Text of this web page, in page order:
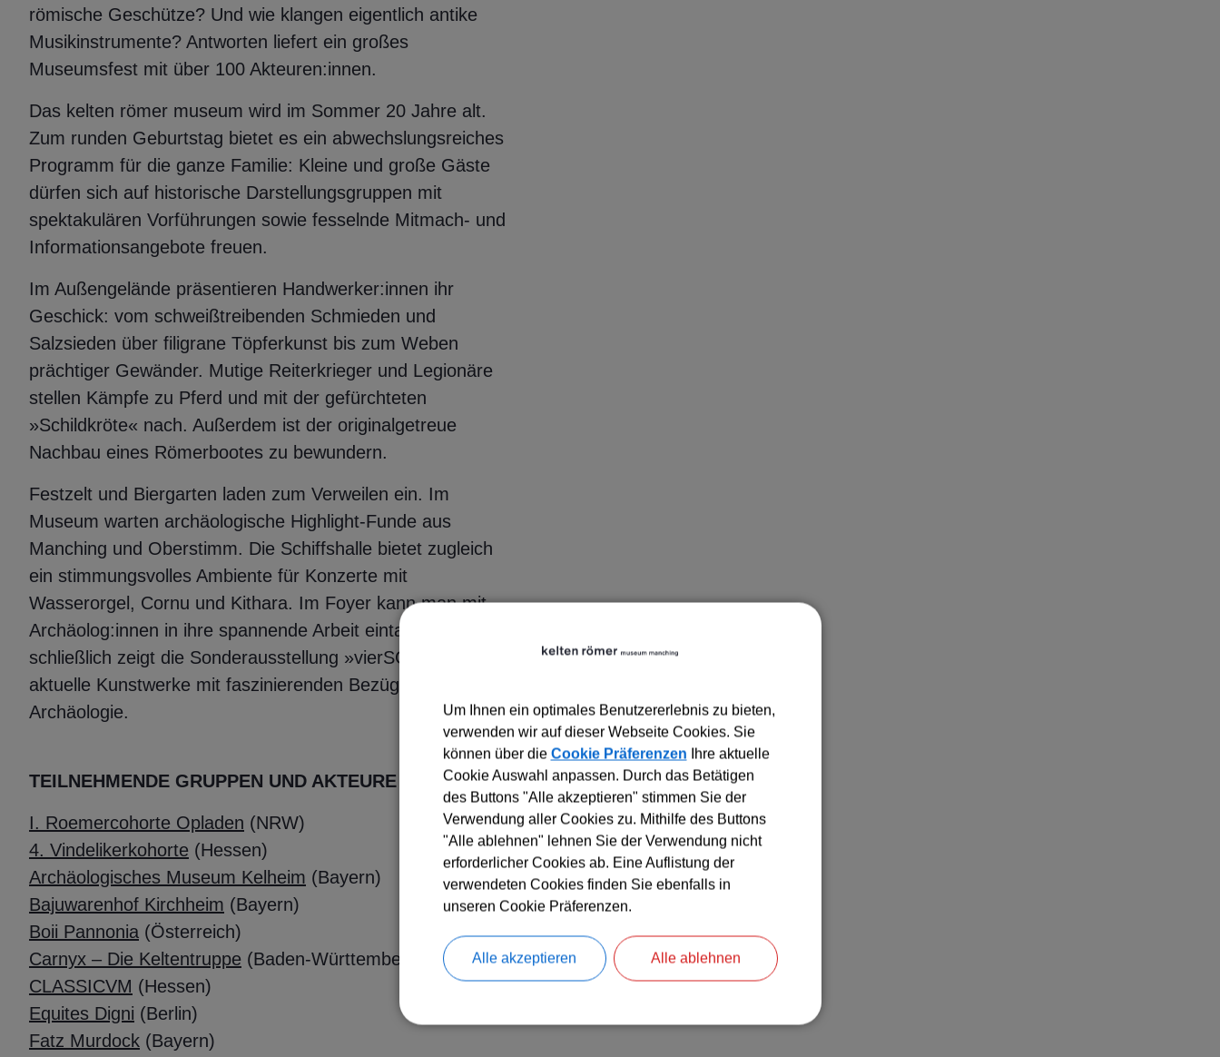
römische Geschütze? Und wie klangen eigentlich antike
Musikinstrumente? Antworten liefert ein großes
Museumsfest mit über 100 Akteuren:innen.
Das kelten römer museum wird im Sommer 20 Jahre alt.
Zum runden Geburtstag bietet es ein abwechslungsreiches
Programm für die ganze Familie: Kleine und große Gäste
dürfen sich auf historische Darstellungsgruppen mit
spektakulären Vorführungen sowie fesselnde Mitmach- und
Informationsangebote freuen.
Im Außengelände präsentieren Handwerker:innen ihr
Geschick: vom schweißtreibenden Schmieden und
Salzsieden über filigrane Töpferkunst bis zum Weben
prächtiger Gewänder. Mutige Reiterkrieger und Legionäre
stellen Kämpfe zu Pferd und mit der gefürchteten
»Schildkröte« nach. Außerdem ist der originalgetreue
Nachbau eines Römerbootes zu bewundern.
Festzelt und Biergarten laden zum Verweilen ein. Im
Museum warten archäologische Highlight-Funde aus
Manching und Oberstimm. Die Schiffshalle bietet zugleich
ein stimmungsvolles Ambiente für Konzerte mit
Wasserorgel, Cornu und Kithara. Im Foyer kann man mit
Archäolog:innen in ihre spannende Arbeit eintauchen. Und
schließlich zeigt die Sonderausstellung »vierSCHICHTIG«
aktuelle Kunstwerke mit faszinierenden Bezügen zur
Archäologie.
TEILNEHMENDE GRUPPEN UND AKTEURE
I. Roemercohorte Opladen (NRW)
4. Vindelikerkohorte (Hessen)
Archäologisches Museum Kelheim (Bayern)
Bajuwarenhof Kirchheim (Bayern)
Boii Pannonia (Österreich)
Carnyx – Die Keltentruppe (Baden-Württemberg)
CLASSICVM (Hessen)
Equites Digni (Berlin)
Fatz Murdock (Bayern)
Um Ihnen ein optimales Benutzererlebnis zu bieten,
verwenden wir auf dieser Webseite Cookies. Sie
können über die Cookie Präferenzen Ihre aktuelle
Cookie Auswahl anpassen. Durch das Betätigen
des Buttons "Alle akzeptieren" stimmen Sie der
Verwendung aller Cookies zu. Mithilfe des Buttons
"Alle ablehnen" lehnen Sie der Verwendung nicht
erforderlicher Cookies ab. Eine Auflistung der
verwendeten Cookies finden Sie ebenfalls in
unseren Cookie Präferenzen.
Alle akzeptieren Alle ablehnen